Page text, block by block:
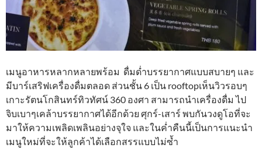
เมนูอาหารหลากหลายพร้อม ดื่มด่ำบรรยากาศแบบสบายๆ และ
มีบาร์เสริฟเครื่องดื่มตลอด ส่วนชั้น 6 เป็น rooftopเห็นวิวรอบๆ
เกาะรัตนโกสินทร์ทิวทัศน์ 360 องศา สามารถนำเครื่องดื่ม ไป
จิบเบาๆเคล้าบรรยากาศได้อีกด้วย ศุกร์-เสาร์ พบกันวงดูโอที่จะ
มาให้ความเพลิดเพลินอย่างจุใจ และในค่ำคืนนี้เป็นการแนะนำ
เมนูใหม่ที่จะให้ลูกค้าได้เลือกสรรแบบไม่ซ้ำ